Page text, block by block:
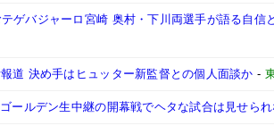
ゲバジャーロ宮崎 奥村・下川両選手が語る自信
道 決め手はヒュッター新監督との個人面談か -
ールデン生中継の開幕戦でヘタな試合は見せら